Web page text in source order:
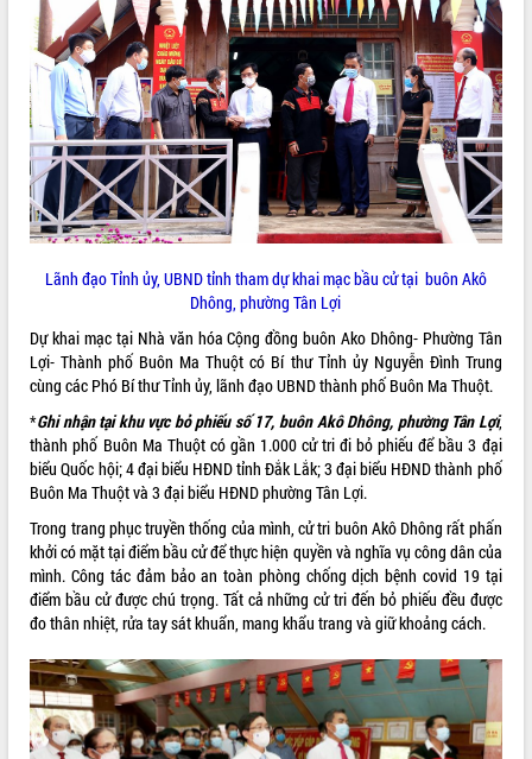
ĐIỂM TIN VĂN BẢN
QUY HOẠCH - KẾ HOẠCH
VIDEO
Lãnh đạo Tỉnh ủy, UBND tỉnh tham dự khai mạc bầu cử tại buôn Akô
Dhông, phường Tân Lợi
Dự khai mạc tại Nhà văn hóa Cộng đồng buôn Ako Dhông- Phường Tân
Lợi- Thành phố Buôn Ma Thuột có Bí thư Tỉnh ủy Nguyễn Đình Trung
cùng các Phó Bí thư Tỉnh ủy, lãnh đạo UBND thành phố Buôn Ma Thuột.
*Ghi nhận tại khu vực bỏ phiếu số 17, buôn Akô Dhông, phường Tân Lợi,
thành phố Buôn Ma Thuột có gần 1.000 cử tri đi bỏ phiếu để bầu 3 đại
biểu Quốc hội; 4 đại biểu HĐND tỉnh Đắk Lắk; 3 đại biểu HĐND thành phố
Buôn Ma Thuột và 3 đại biểu HĐND phường Tân Lợi.
Trong trang phục truyền thống của mình, cử tri buôn Akô Dhông rất phấn
khởi có mặt tại điểm bầu cử để thực hiện quyền và nghĩa vụ công dân của
mình. Công tác đảm bảo an toàn phòng chống dịch bệnh covid 19 tại
điểm bầu cử được chú trọng. Tất cả những cử tri đến bỏ phiếu đều được
đo thân nhiệt, rửa tay sát khuẩn, mang khẩu trang và giữ khoảng cách.